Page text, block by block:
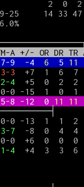
A +/- OR DR TR
7-9  -4 6 5 11
3-3
+7  1  6  7
2-4
+5  0  2  2
0 -15  1  0  1
5-8 -12  0 11
0 -13  1  1
3-7
-8  0  4  4
0  +6  0  0  0
1-4
+4  3  3  6